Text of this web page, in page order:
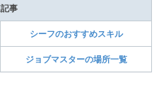
事
シーフのおすすめスキル
ジョブマスターの場所一覧